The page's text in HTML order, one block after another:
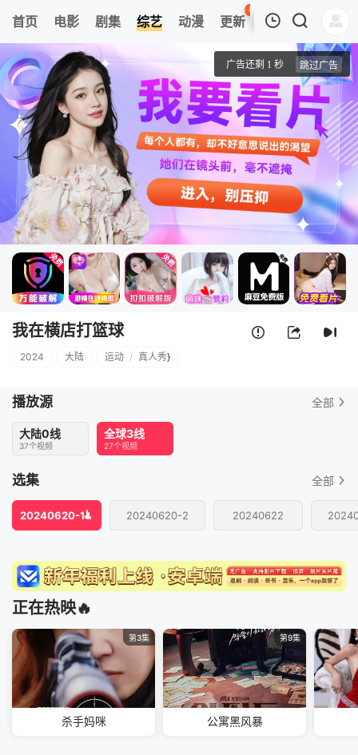
首页 电影 剧集 综艺 动漫 更新
89
热榜 APP
我的观影记录
20240620-1
我在横店打篮球
清空
我在横店打篮球
2024 大陆 运动 / 真人秀}
播放源 全部
大陆0线
37个视频
全球3线
27个视频
选集 全部
20240620-1 20240620-2 20240622
正在热映🔥
第3集
杀手妈咪
第9集
公寓黑风暴